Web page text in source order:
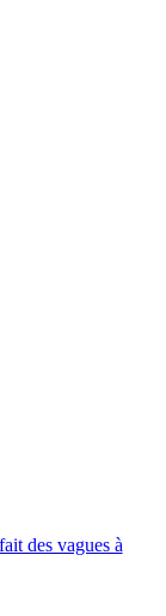
des vagues à